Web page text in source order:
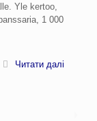
Yle kertoo,
1 000
Читати далі